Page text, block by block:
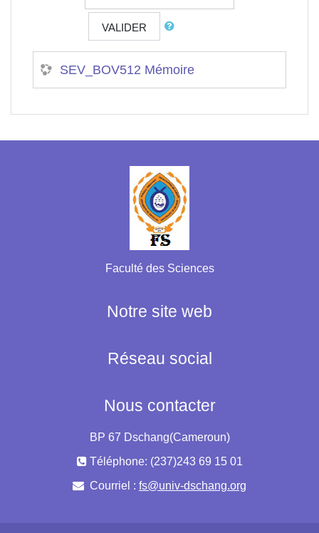
VALIDER
SEV_BOV512 Mémoire
Faculté des Sciences
Notre site web
Réseau social
Nous contacter
BP 67 Dschang(Cameroun)
Téléphone: (237)243 69 15 01
Courriel : fs@univ-dschang.org